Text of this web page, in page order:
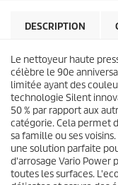
d
t
e
9
a
v
i
s
DESCRIPTION
Le nettoyeur haute
célèbre le 90e
limitée ayant des
technologie Silent
50 % par rapport aux
catégorie. Cela permet
sa famille ou ses
une solution parfaite
d'arrosage Vario Power
toutes les surfaces. L'